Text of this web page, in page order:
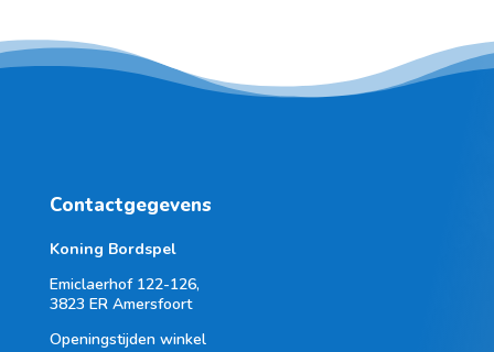
Contactgegevens
Koning Bordspel
Emiclaerhof 122-126,
3823 ER Amersfoort
Openingstijden winkel